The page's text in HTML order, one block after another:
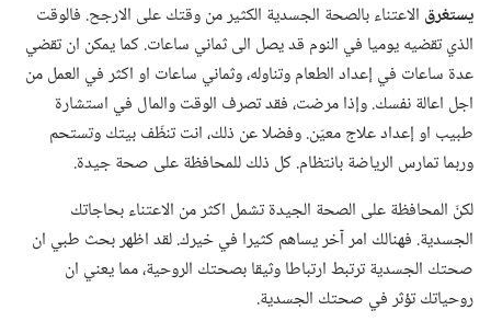
يستغرق الاعتناء بالصحة الجسدية الكثير من وقتك على الارجح.‏ فالوقت
الذي تقضيه يوميا في النوم قد يصل الى ثماني ساعات.‏ كما يمكن ان تقضي
عدة ساعات في إعداد الطعام وتناوله،‏ وثماني ساعات او اكثر في العمل من
اجل اعالة نفسك.‏ وإذا مرضت،‏ فقد تصرف الوقت والمال في استشارة
طبيب او إعداد علاج معيّن.‏ وفضلا عن ذلك،‏ انت تنظّف بيتك وتستحم
وربما تمارس الرياضة بانتظام.‏ كل ذلك للمحافظة على صحة جيدة.‏
لكنّ المحافظة على الصحة الجيدة تشمل اكثر من الاعتناء بحاجاتك
الجسدية.‏ فهنالك امر آخر يساهم كثيرا في خيرك.‏ لقد اظهر بحث طبي ان
صحتك الجسدية ترتبط ارتباطا وثيقا بصحتك الروحية،‏ مما يعني ان
روحياتك تؤثر في صحتك الجسدية.‏